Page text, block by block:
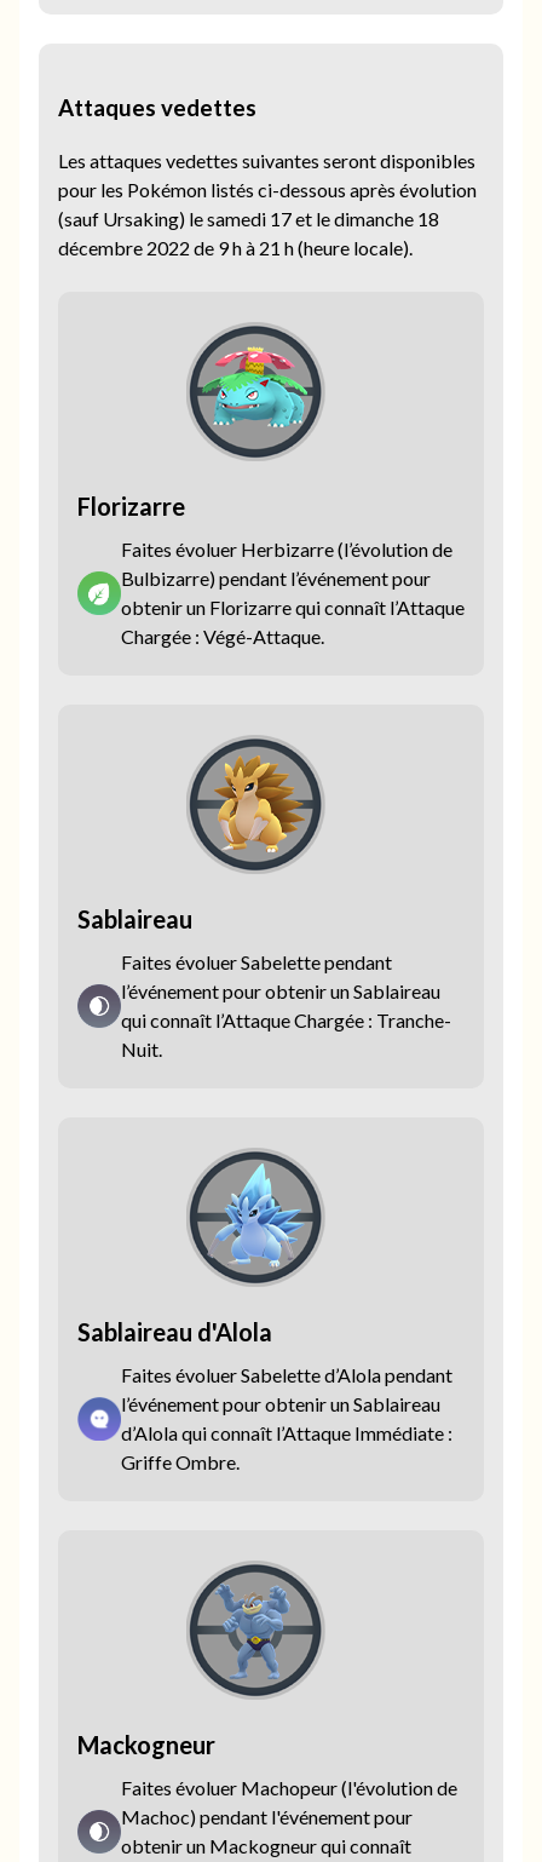
Attaques vedettes
Les attaques vedettes suivantes seront disponibles
pour les Pokémon listés ci-dessous après évolution
(sauf Ursaking) le samedi 17 et le dimanche 18
décembre 2022 de 9 h à 21 h (heure locale).
Florizarre
Faites évoluer Herbizarre (l’évolution de
Bulbizarre) pendant l’événement pour
obtenir un Florizarre qui connaît l’Attaque
Chargée : Végé-Attaque.
Sablaireau
Faites évoluer Sabelette pendant
l’événement pour obtenir un Sablaireau
qui connaît l’Attaque Chargée : Tranche-
Nuit.
Sablaireau d'Alola
Faites évoluer Sabelette d’Alola pendant
l’événement pour obtenir un Sablaireau
d’Alola qui connaît l’Attaque Immédiate :
Griffe Ombre.
Mackogneur
Faites évoluer Machopeur (l'évolution de
Machoc) pendant l'événement pour
obtenir un Mackogneur qui connaît